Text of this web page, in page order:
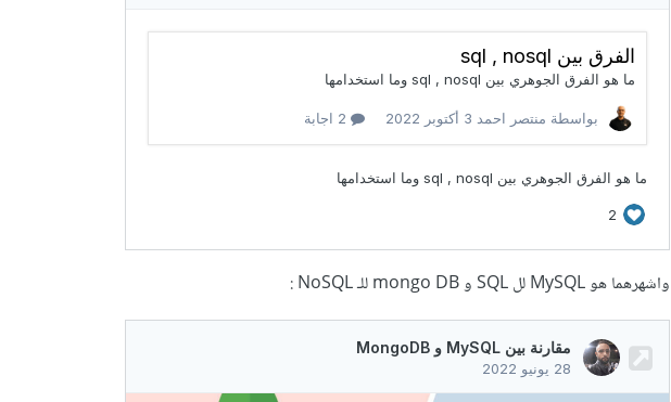
واشهرهما هو MySQL لل SQL و mongo DB للـ NoSQL :